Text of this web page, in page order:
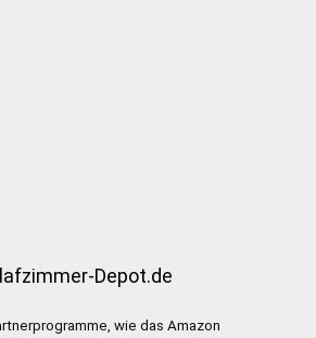
Depot.de
wie das Amazon